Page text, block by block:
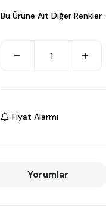
Bu Ürüne Ait Diğer Renkler :
Fiyat Alarmı
Yorumlar